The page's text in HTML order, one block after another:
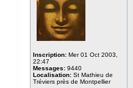
Inscription: Mer 01 Oct 2003,
22:47
Messages: 9440
Localisation: St Mathieu de
Tréviers près de Montpellier